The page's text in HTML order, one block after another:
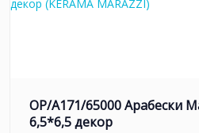
OP/A171/65000 Арабески
6,5*6,5 декор